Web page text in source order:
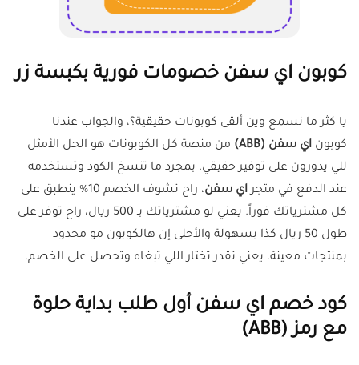
كوبون اي سفن خصومات فورية بكبسة زر
يا كثر ما نسمع وين ألقى كوبونات حقيقية؟، والجواب عندنا
كوبون اي سفن (ABB)
من منصة كل الكوبونات هو الحل الأمثل
للي يدورون على توفير حقيقي. بمجرد ما تنسخ الكود وتستخدمه
عند الدفع في متجراي سفن
، راح تشوف الخصم 10% ينطبق على
كل مشترياتك فوراً. يعني لو مشترياتك بـ 500 ريال، راح توفر على
طول 50 ريال كذا بسهولة والأحلى إن هالكوبون مو محدود
بمنتجات معينة، يعني تقدر تختار اللي تبغاه وتحصل على الخصم.
كود خصم اي سفن أول طلب بداية حلوة
مع رمز (ABB)